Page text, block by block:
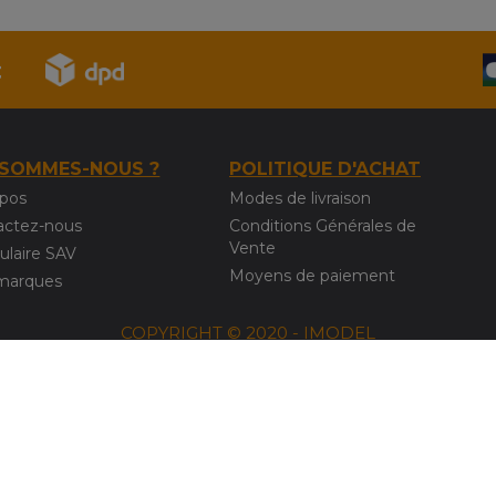
NOUS ?
nous
SAV
POLITIQUE D'ACHAT
Modes de livraison
Conditions Générales de
Vente
Moyens de paiement
COPYRIGHT © 2020 - IMODEL